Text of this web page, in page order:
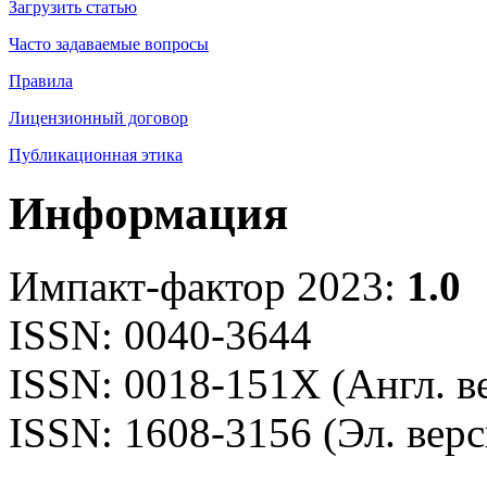
Загрузить статью
Часто задаваемые вопросы
Правила
Лицензионный договор
Публикационная этика
Информация
Импакт-фактор 2023: 1.0
ISSN: 0040-3644
ISSN: 0018-151X (Англ.
ISSN: 1608-3156 (Эл.